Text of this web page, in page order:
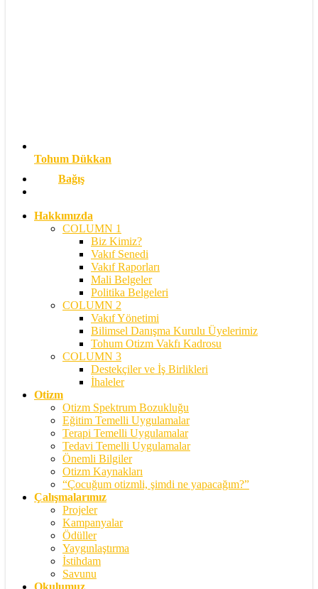
Tohum Dükkan
Bağış
Hakkımızda
COLUMN 1
Biz Kimiz?
Vakıf Senedi
Vakıf Raporları
Mali Belgeler
Politika Belgeleri
COLUMN 2
Vakıf Yönetimi
Bilimsel Danışma Kurulu Üyelerimiz
Tohum Otizm Vakfı Kadrosu
COLUMN 3
Destekçiler ve İş Birlikleri
İhaleler
Otizm
Otizm Spektrum Bozukluğu
Eğitim Temelli Uygulamalar
Terapi Temelli Uygulamalar
Tedavi Temelli Uygulamalar
Önemli Bilgiler
Otizm Kaynakları
“Çocuğum otizmli, şimdi ne yapacağım?”
Çalışmalarımız
Projeler
Kampanyalar
Ödüller
Yaygınlaştırma
İstihdam
Savunu
Okulumuz